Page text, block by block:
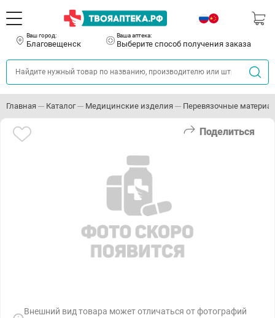
Ваш город:
Благовещенск
Ваша аптека:
Выберите способ получения заказа
Главная Каталог Медицинские изделия Перевязочные
Поделиться
Внешний вид товара может отличаться от фотографий